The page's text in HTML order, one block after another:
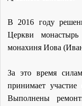
В 2016 году
Церкви
монахиня Иова
За это время
принимает
Выполнены